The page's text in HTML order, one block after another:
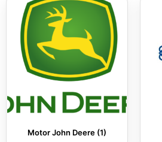
Motor John Deere (1)